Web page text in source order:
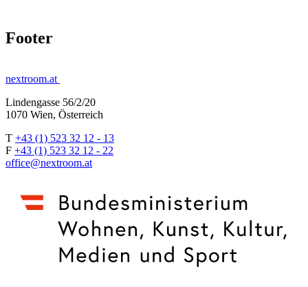
Footer
nextroom.at
Lindengasse 56/2/20
1070 Wien, Österreich
T +43 (1) 523 32 12 - 13
F +43 (1) 523 32 12 - 22
office@nextroom.at